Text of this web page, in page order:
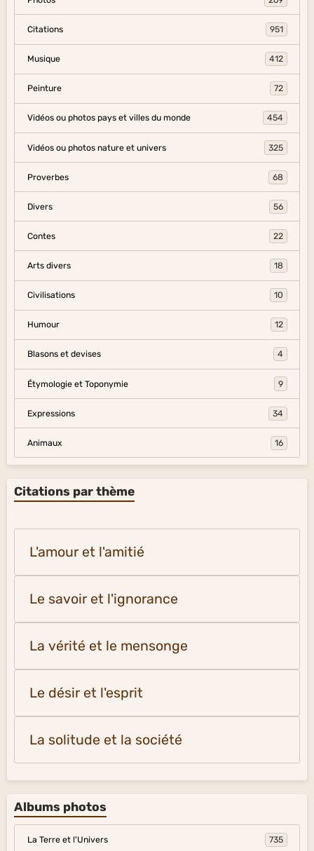
Citations 951
Musique 412
Peinture 72
Vidéos ou photos pays et villes du monde 454
Vidéos ou photos nature et univers 325
Proverbes 68
Divers 56
Contes 22
Arts divers 18
Civilisations 10
Humour 12
Blasons et devises 4
Étymologie et Toponymie 9
Expressions 34
Animaux 16
Citations par thème
L'amour et l'amitié
Le savoir et l'ignorance
La vérité et le mensonge
Le désir et l'esprit
La solitude et la société
Albums photos
La Terre et l'Univers 735